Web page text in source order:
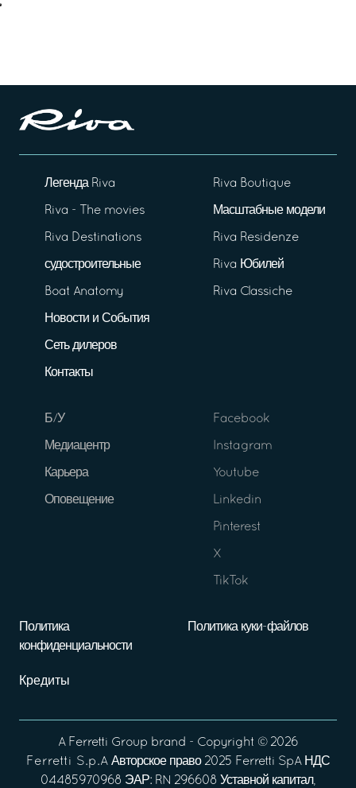
Легенда Riva
Riva - The movies
Riva Destinations
судостроительные
Boat Anatomy
Новости и События
Сеть дилеров
Контакты
Riva Boutique
Масштабные модели
Riva Residenze
Riva Юбилей
Riva Classiche
Б/У
Медиацентр
Карьера
Оповещение
Facebook
Instagram
Youtube
Linkedin
Pinterest
X
TikTok
Политика
конфиденциальности
Политика куки-файлов
Кредиты
A Ferretti Group brand - Copyright © 2026
Ferretti S.p.A Авторское право 2025 Ferretti SpA НДС
04485970968 ЭАР: RN 296608 Уставной капитал,